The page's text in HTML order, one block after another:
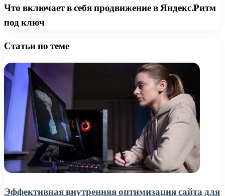
Что включает в себя продвижение в Яндекс.Ритм
под ключ
Статьи по теме
Эффективная внутренняя оптимизация сайта для